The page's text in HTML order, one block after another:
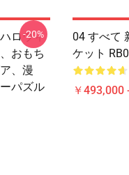
ロウィ
おもち
、漫
パズル
-20%
04 すべて
ケット
￥493,000